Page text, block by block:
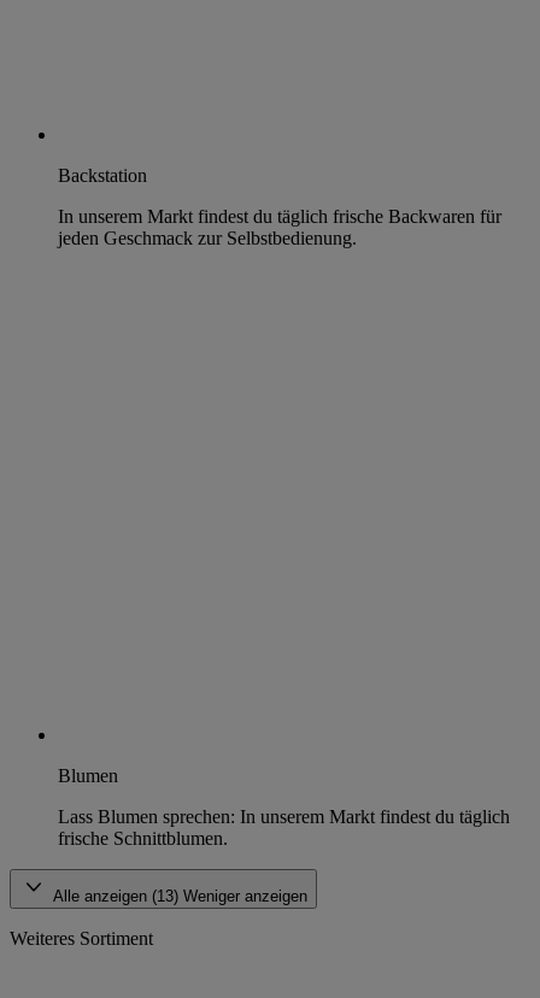
Backstation
In unserem Markt findest du täglich frische Backwaren für
jeden Geschmack zur Selbstbedienung.
Blumen
Lass Blumen sprechen: In unserem Markt findest du täglich
frische Schnittblumen.
Alle anzeigen (13) Weniger anzeigen
Weiteres Sortiment